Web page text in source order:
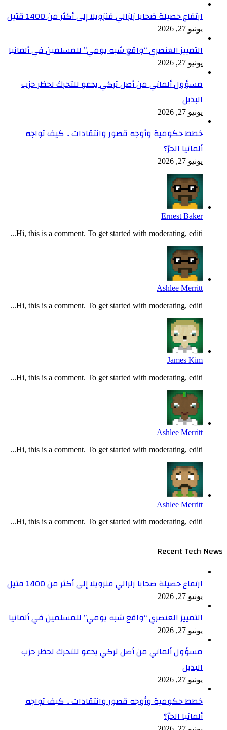
ارتفاع حصيلة ضحايا زلزالي فنزويلا إلى أكثر من 1400 قتيل
يونيو 27, 2026
التمييز العنصري “واقع شبه يومي” للمسلمين في ألمانيا
يونيو 27, 2026
مسؤول ألماني من أصل تركي يدعو للتحرك لحظر حزب
البديل
يونيو 27, 2026
خطط حكومية وأوجه قصور وانتقادات .. كيف تواجه
ألمانيا الحرّ؟
يونيو 27, 2026
Ernest Baker
Hi, this is a comment. To get started with moderating, editi...
Ashlee Merritt
Hi, this is a comment. To get started with moderating, editi...
James Kim
Hi, this is a comment. To get started with moderating, editi...
Ashlee Merritt
Hi, this is a comment. To get started with moderating, editi...
Ashlee Merritt
Hi, this is a comment. To get started with moderating, editi...
Recent Tech News
ارتفاع حصيلة ضحايا زلزالي فنزويلا إلى أكثر من 1400 قتيل
يونيو 27, 2026
التمييز العنصري “واقع شبه يومي” للمسلمين في ألمانيا
يونيو 27, 2026
مسؤول ألماني من أصل تركي يدعو للتحرك لحظر حزب
البديل
يونيو 27, 2026
خطط حكومية وأوجه قصور وانتقادات .. كيف تواجه
ألمانيا الحرّ؟